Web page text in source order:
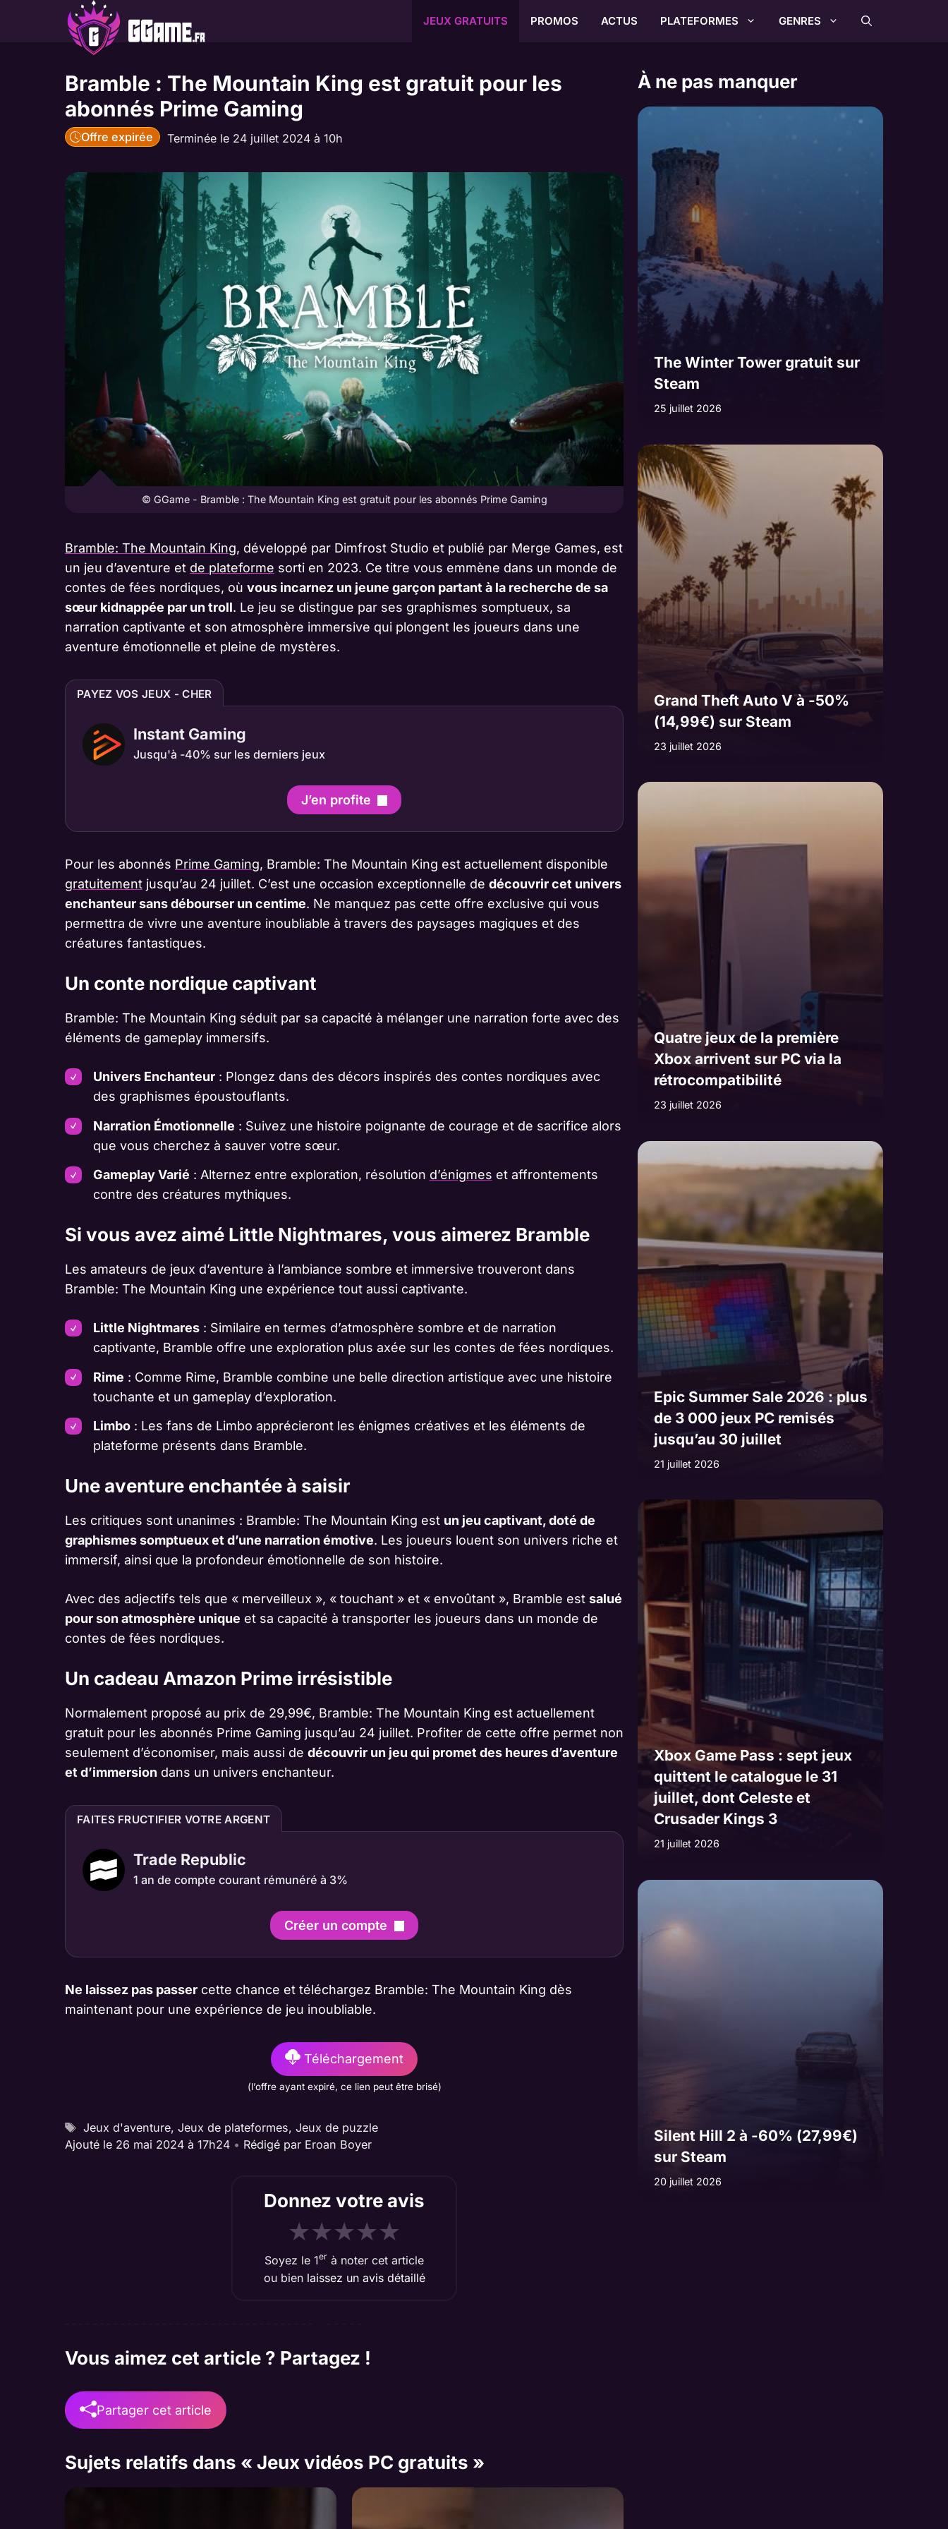
JEUX GRATUITS PROMOS ACTUS PLATEFORMES GENRES
Bramble : The Mountain King est gratuit pour les
abonnés Prime Gaming
Offre expirée Terminée le 24 juillet 2024 à 10h
© GGame - Bramble : The Mountain King est gratuit pour les abonnés Prime Gaming
Bramble: The Mountain King, développé par Dimfrost Studio et publié par Merge Games, est
un jeu d’aventure et de plateforme sorti en 2023. Ce titre vous emmène dans un monde de
contes de fées nordiques, où vous incarnez un jeune garçon partant à la recherche de sa
sœur kidnappée par un troll. Le jeu se distingue par ses graphismes somptueux, sa
narration captivante et son atmosphère immersive qui plongent les joueurs dans une
aventure émotionnelle et pleine de mystères.
PAYEZ VOS JEUX - CHER
Instant Gaming
Jusqu'à -40% sur les derniers jeux
J’en profite
Pour les abonnés Prime Gaming, Bramble: The Mountain King est actuellement disponible
gratuitement jusqu’au 24 juillet. C’est une occasion exceptionnelle de découvrir cet univers
enchanteur sans débourser un centime. Ne manquez pas cette offre exclusive qui vous
permettra de vivre une aventure inoubliable à travers des paysages magiques et des
créatures fantastiques.
Un conte nordique captivant
Bramble: The Mountain King séduit par sa capacité à mélanger une narration forte avec des
éléments de gameplay immersifs.
Univers Enchanteur: Plongez dans des décors inspirés des contes nordiques avec
des graphismes époustouflants.
Narration Émotionnelle : Suivez une histoire poignante de courage et de sacrifice alors
que vous cherchez à sauver votre sœur.
Gameplay Varié : Alternez entre exploration, résolution d’énigmes et affrontements
contre des créatures mythiques.
Si vous avez aimé Little Nightmares, vous aimerez Bramble
Les amateurs de jeux d’aventure à l’ambiance sombre et immersive trouveront dans
Bramble: The Mountain King une expérience tout aussi captivante.
Little Nightmares: Similaire en termes d’atmosphère sombre et de narration
captivante, Bramble offre une exploration plus axée sur les contes de fées nordiques.
Rime : Comme Rime, Bramble combine une belle direction artistique avec une histoire
touchante et un gameplay d’exploration.
Limbo: Les fans de Limbo apprécieront les énigmes créatives et les éléments de
plateforme présents dans Bramble.
Une aventure enchantée à saisir
Les critiques sont unanimes : Bramble: The Mountain King est un jeu captivant, doté de
graphismes somptueux et d’une narration émotive. Les joueurs louent son univers riche et
immersif, ainsi que la profondeur émotionnelle de son histoire.
Avec des adjectifs tels que « merveilleux », « touchant » et « envoûtant », Bramble est salué
pour son atmosphère unique et sa capacité à transporter les joueurs dans un monde de
contes de fées nordiques.
Un cadeau Amazon Prime irrésistible
Normalement proposé au prix de 29,99€, Bramble: The Mountain King est actuellement
gratuit pour les abonnés Prime Gaming jusqu’au 24 juillet. Profiter de cette offre permet non
seulement d’économiser, mais aussi de découvrir un jeu qui promet des heures d’aventure
et d’immersion dans un univers enchanteur.
FAITES FRUCTIFIER VOTRE ARGENT
Trade Republic
1 an de compte courant rémunéré à 3%
Créer un compte
Ne laissez pas passer cette chance et téléchargez Bramble: The Mountain King dès
maintenant pour une expérience de jeu inoubliable.
Téléchargement
(l’offre ayant expiré, ce lien peut être brisé)
Étiquettes
Jeux d'aventure, Jeux de plateformes, Jeux de puzzle
Ajouté le 26 mai 2024 à 17h24 • Rédigé par Eroan Boyer
Donnez votre avis
★★★★★
Soyez le 1er à noter cet article
ou bien laissez un avis détaillé
Vous aimez cet article ? Partagez !
Partager cet article
Sujets relatifs dans « Jeux vidéos PC gratuits »
À ne pas manquer
The Winter Tower gratuit sur
Steam
25 juillet 2026
Grand Theft Auto V à -50%
(14,99€) sur Steam
23 juillet 2026
Quatre jeux de la première
Xbox arrivent sur PC via la
rétrocompatibilité
23 juillet 2026
Epic Summer Sale 2026 : plus
de 3 000 jeux PC remisés
jusqu’au 30 juillet
21 juillet 2026
Xbox Game Pass : sept jeux
quittent le catalogue le 31
juillet, dont Celeste et
Crusader Kings 3
21 juillet 2026
Silent Hill 2 à -60% (27,99€)
sur Steam
20 juillet 2026